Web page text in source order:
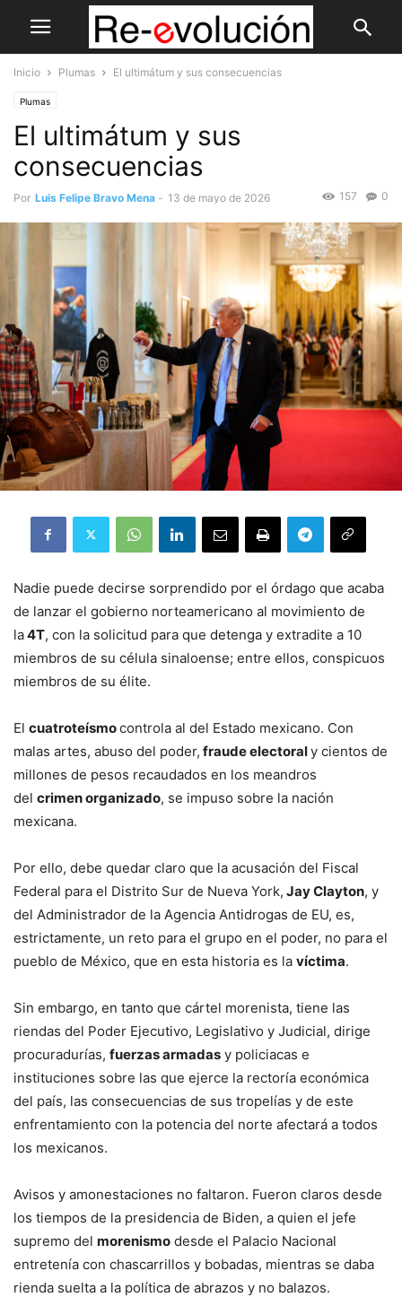
Inicio Plumas El ultimátum y sus consecuencias
Plumas
El ultimátum y sus
consecuencias
Por Luis Felipe Bravo Mena - 13 de mayo de 2026 0
157
Nadie puede decirse sorprendido por el órdago que acaba
de lanzar el gobierno norteamericano al movimiento de
la4T, con la solicitud para que detenga y extradite a 10
miembros de su célula sinaloense; entre ellos, conspicuos
miembros de su élite.
El cuatroteísmocontrola al del Estado mexicano. Con
malas artes, abuso del poder, fraude electoraly cientos de
millones de pesos recaudados en los meandros
del crimen organizado, se impuso sobre la nación
mexicana.
Por ello, debe quedar claro que la acusación del Fiscal
Federal para el Distrito Sur de Nueva York, Jay Clayton, y
del Administrador de la Agencia Antidrogas de EU, es,
estrictamente, un reto para el grupo en el poder, no para el
pueblo de México, que en esta historia es la víctima.
Sin embargo, en tanto que cártel morenista, tiene las
riendas del Poder Ejecutivo, Legislativo y Judicial, dirige
procuradurías, fuerzas armadas y policiacas e
instituciones sobre las que ejerce la rectoría económica
del país, las consecuencias de sus tropelías y de este
enfrentamiento con la potencia del norte afectará a todos
los mexicanos.
Avisos y amonestaciones no faltaron. Fueron claros desde
los tiempos de la presidencia de Biden, a quien el jefe
supremo del morenismo desde el Palacio Nacional
entretenía con chascarrillos y bobadas, mientras se daba
rienda suelta a la política de abrazos y no balazos.